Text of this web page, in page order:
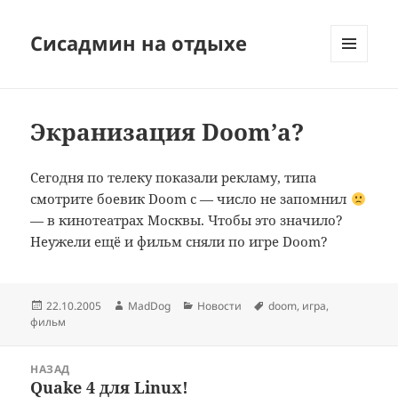
Сисадмин на отдыхе
Экранизация Doom’а?
Сегодня по телеку показали рекламу, типа
смотрите боевик Doom с — число не запомнил
— в кинотеатрах Москвы. Чтобы это значило?
Неужели ещё и фильм сняли по игре Doom?
Опубликовано
22.10.2005 Автор
MadDog Рубрики
Новости Метки
doom, игра,
фильм
НАЗАД
Предыдущая
Quake 4 для Linux!